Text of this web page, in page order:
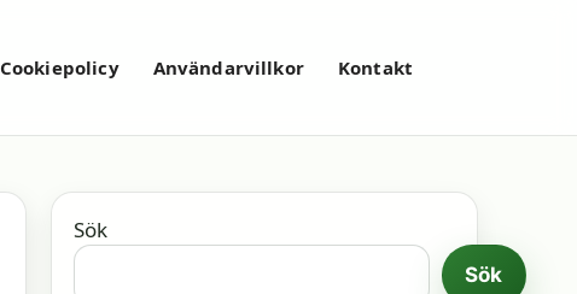
Cookiepolicy Användarvillkor Kontakt
Sök
Sök